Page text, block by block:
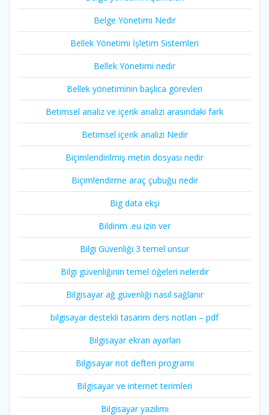
Belge Yönetimi Nedir
Bellek Yönetimi İşletim Sistemleri
Bellek Yönetimi nedir
Bellek yönetiminin başlıca görevleri
Betimsel analiz ve içerik analizi arasındaki fark
Betimsel içerik analizi Nedir
Biçimlendirilmiş metin dosyası nedir
Biçimlendirme araç çubuğu nedir
Big data ekşi
Bildirim .eu izin ver
Bilgi Güvenliği 3 temel unsur
Bilgi güvenliğinin temel öğeleri nelerdir
Bilgisayar ağ güvenliği nasıl sağlanır
bilgisayar destekli tasarim ders notları – pdf
Bilgisayar ekran ayarları
Bilgisayar not defteri programı
Bilgisayar ve internet terimleri
Bilgisayar yazılımı